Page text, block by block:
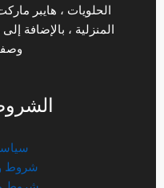
الحلويات ، هايبر
المنزلية ، بالإضافة
شروط